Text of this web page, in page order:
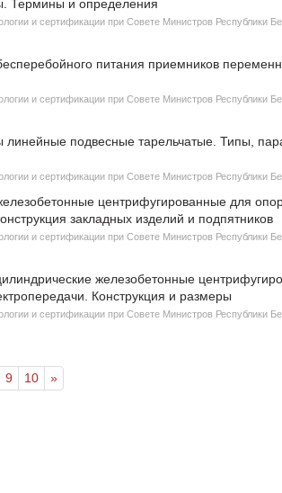
Термины и определения
и сертификации при Совете Министров Республики
питания приемников
и сертификации при Совете Министров Республики
подвесные тарельчатые. Типы,
и сертификации при Совете Министров Республики
центрифугированные для
закладных изделий и подпятников
и сертификации при Совете Министров Республики
железобетонные
Конструкция и размеры
и сертификации при Совете Министров Республики
9 10 »